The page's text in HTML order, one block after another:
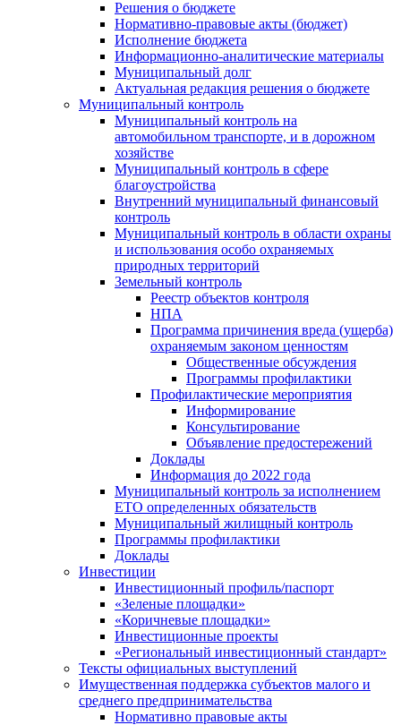
Решения о бюджете
Нормативно-правовые акты (бюджет)
Исполнение бюджета
Информационно-аналитические материалы
Муниципальный долг
Актуальная редакция решения о бюджете
Муниципальный контроль
Муниципальный контроль на
автомобильном транспорте, и в дорожном
хозяйстве
Муниципальный контроль в сфере
благоустройства
Внутренний муниципальный финансовый
контроль
Муниципальный контроль в области охраны
и использования особо охраняемых
природных территорий
Земельный контроль
Реестр объектов контроля
НПА
Программа причинения вреда (ущерба)
охраняемым законом ценностям
Общественные обсуждения
Программы профилактики
Профилактические мероприятия
Информирование
Консультирование
Объявление предостережений
Доклады
Информация до 2022 года
Муниципальный контроль за исполнением
ЕТО определенных обязательств
Муниципальный жилищный контроль
Программы профилактики
Доклады
Инвестиции
Инвестиционный профиль/паспорт
«Зеленые площадки»
«Коричневые площадки»
Инвестиционные проекты
«Региональный инвестиционный стандарт»
Тексты официальных выступлений
Имущественная поддержка субъектов малого и
среднего предпринимательства
Нормативно правовые акты